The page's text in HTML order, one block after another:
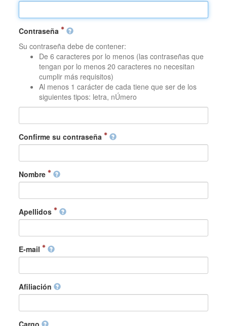
Contraseña
Su contraseña debe de contener:
De 6 caracteres por lo menos (las contraseñas que
tengan por lo menos 20 caracteres no necesitan
cumplir más requisitos)
Al menos 1 carácter de cada tiene que ser de los
siguientes tipos: letra, nÚmero
Confirme su contraseña
Nombre
Apellidos
E-mail
Afiliación
Cargo